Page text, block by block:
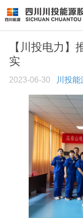
【川投电力】
实
2023-06-30 川投能